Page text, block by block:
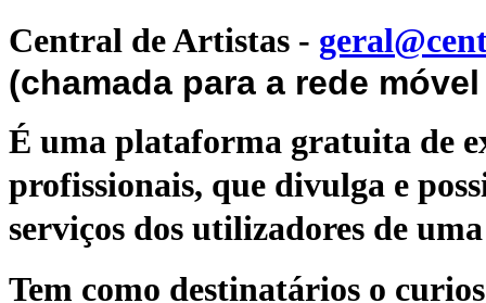
Central de Artistas -
(chamada para a rede
É uma plataforma gratuita de
profissionais, que divulga e
serviços dos utilizadores de
Tem como destinatários o